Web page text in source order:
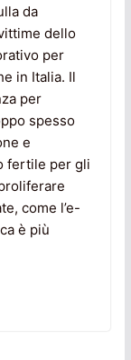
da
dello
per
in Italia. Il
per
spesso
e
fertile per gli
come l’e-
è più